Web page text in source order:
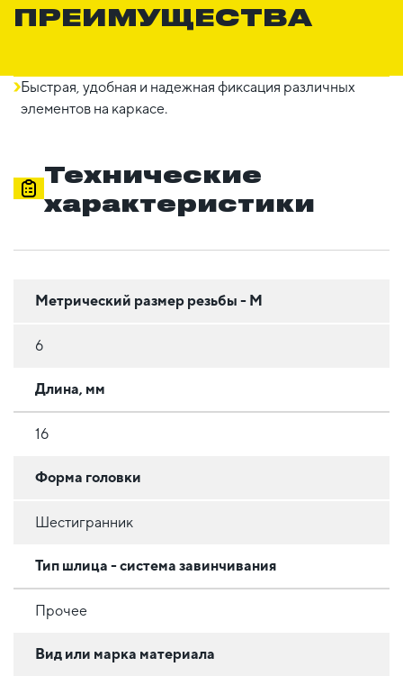
ПРЕИМУЩЕСТВА
Быстрая, удобная и надежная фиксация различных
элементов на каркасе.
Технические
характеристики
Метрический размер резьбы - М
6
Длина, мм
16
Форма головки
Шестигранник
Тип шлица - система завинчивания
Прочее
Вид или марка материала